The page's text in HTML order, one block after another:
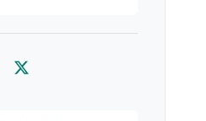
Twitter